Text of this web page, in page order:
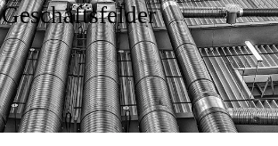
Geschäftsfelder